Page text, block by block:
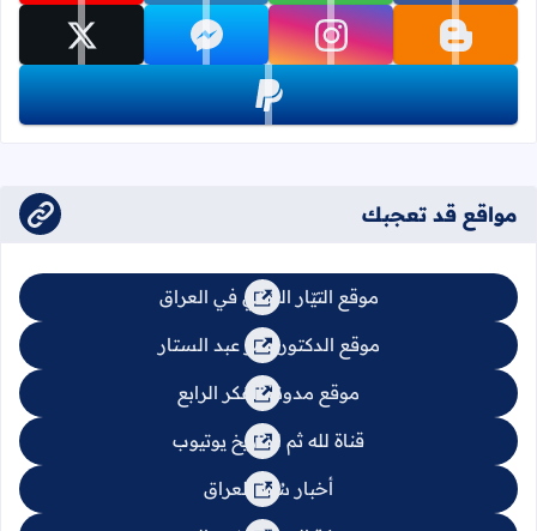
تابعنا على blogger تابعنا على instagram تابعنا على messenger تابعنا على x
تابعنا على paypal
مواقع قد تعجبك
موقع التيّار السُني في العراق
موقع الدكتور عمر عبد الستار
موقع مدونة الفكر الرابع
قناة لله ثم للتاريخ يوتيوب
أخبار سُنة العراق